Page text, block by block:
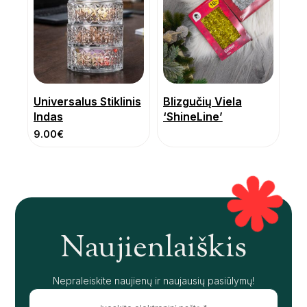
Universalus Stiklinis
Indas
9.00€
Blizgučių Viela
‘ShineLine’
Naujienlaiškis
Nepraleiskite naujienų ir naujausių pasiūlymų!